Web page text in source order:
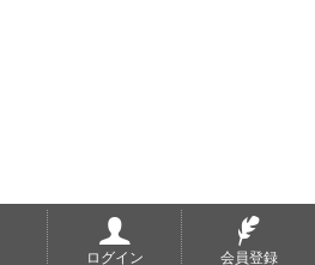
ログイン 会員登録